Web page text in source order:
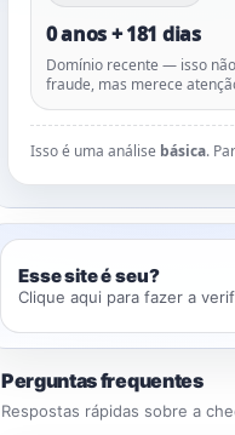
0 anos + 181 dias
Domínio recente — isso
fraude, mas merece
Isso é uma análise básica.
Esse site é seu?
Clique aqui para fazer a
Perguntas frequentes
Respostas rápidas sobre a